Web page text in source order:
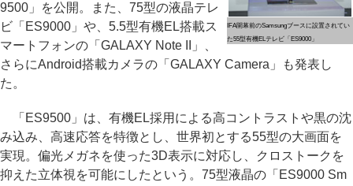
IFA開幕前のSamsungブースに設置されてい
た55型有機ELテレビ「ES9000」
9500」を公開。また、75型の液晶テレ
ビ「ES9000」や、5.5型有機EL搭載ス
マートフォンの「GALAXY Note II」、
さらにAndroid搭載カメラの「GALAXY Camera」も発表し
た。
「ES9500」は、有機EL採用による高コントラストや黒の沈
み込み、高速応答を特徴とし、世界初とする55型の大画面を
実現。偏光メガネを使った3D表示に対応し、クロストークを
抑えた立体視を可能にしたという。75型液晶の「ES9000 Sm